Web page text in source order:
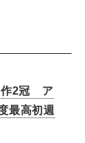
作2冠 ア
最高初週